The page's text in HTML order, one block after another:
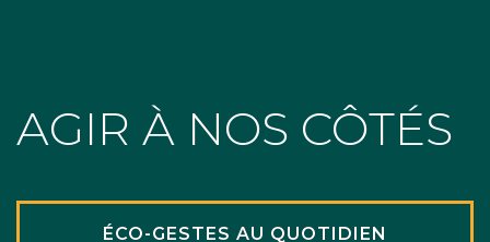
AGIR À NOS CÔTÉS
ÉCO-GESTES AU QUOTIDIEN